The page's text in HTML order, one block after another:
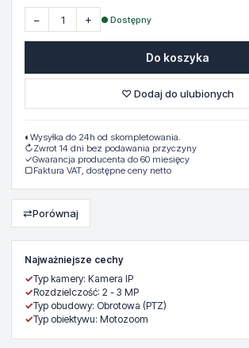
Najważniejsze cechy
✓Typ kamery: Kamera IP
✓Rozdzielczość: 2 - 3 MP
✓Typ obudowy: Obrotowa (PTZ)
✓Typ obiektywu: Motozoom
− + ● Dostępny
Do koszyka
♡ Dodaj do ulubionych
◐ Wysyłka do 24h od skompletowania.
↻Zwrot 14 dni bez podawania przyczyny
✓Gwarancja producenta do 60 miesięcy
▢Faktura VAT, dostępne ceny netto
⇄Porównaj